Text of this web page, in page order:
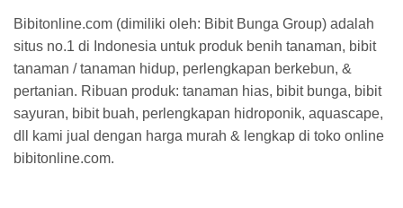
Bibitonline.com (dimiliki oleh: Bibit Bunga Group) adalah
situs no.1 di Indonesia untuk produk benih tanaman, bibit
tanaman / tanaman hidup, perlengkapan berkebun, &
pertanian. Ribuan produk: tanaman hias, bibit bunga, bibit
sayuran, bibit buah, perlengkapan hidroponik, aquascape,
dll kami jual dengan harga murah & lengkap di toko online
bibitonline.com.